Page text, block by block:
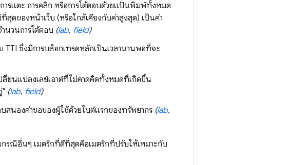
ารแตะ การคลิก หรือการโต้ตอบด้วยแป้นพิมพ์ทั้งหมด
ดของหน้าเว็บ (หรือใกล้เคียงกับค่าสูงสุด) เป็นค่า
นวนการโต้ตอบ (lab, field)
TTI ซึ่งมีการบล็อกเทรดหลักเป็นเวลานานพอที่จะ
ยนแปลงเลย์เอาต์ที่ไม่คาดคิดทั้งหมดที่เกิดขึ้น
" (lab, field)
บสนองคำขอของผู้ใช้ด้วยไบต์แรกของทรัพยากร (lab,
รณีอื่นๆ เมตริกที่ดีที่สุดคือเมตริกที่ปรับให้เหมาะกับ